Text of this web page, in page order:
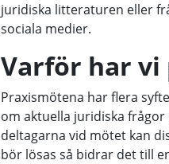
juridiska litteraturen eller
sociala medier.
Varför har vi
Praxismötena har flera
om aktuella juridiska
deltagarna vid mötet kan
bör lösas så bidrar det till